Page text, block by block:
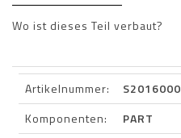
Wo ist dieses Teil verbaut?
Artikelnummer:
Komponenten:
PART